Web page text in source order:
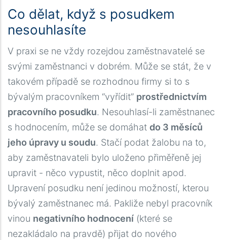
Co dělat, když s posudkem
nesouhlasíte
V praxi se ne vždy rozejdou zaměstnavatelé se
svými zaměstnanci v dobrém. Může se stát, že v
takovém případě se rozhodnou firmy si to s
bývalým pracovníkem “vyřídit” prostřednictvím
pracovního posudku. Nesouhlasí-li zaměstnanec
s hodnocením, může se domáhat do 3 měsíců
jeho úpravy u soudu. Stačí podat žalobu na to,
aby zaměstnavateli bylo uloženo přiměřeně jej
upravit - něco vypustit, něco doplnit apod.
Upravení posudku není jedinou možností, kterou
bývalý zaměstnanec má. Pakliže nebyl pracovník
vinou negativního hodnocení (které se
nezakládalo na pravdě) přijat do nového